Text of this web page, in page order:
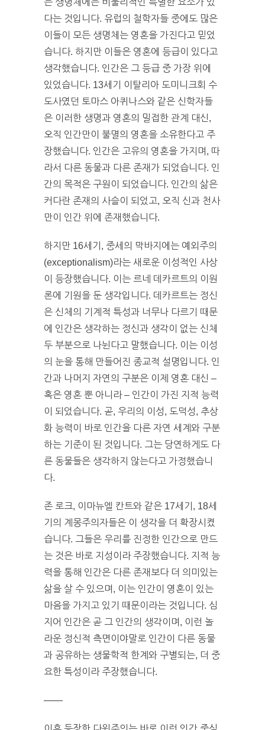
다는 것입니다. 유럽의 철학자들 중에도 많은
이들이 모든 생명체는 영혼을 가진다고 믿었
습니다. 하지만 이들은 영혼에 등급이 있다고
생각했습니다. 인간은 그 등급 중 가장 위에
있었습니다. 13세기 이탈리아 도미니크회 수
도사였던 토마스 아퀴나스와 같은 신학자들
은 이러한 생명과 영혼의 밀접한 관계 대신,
오직 인간만이 불멸의 영혼을 소유한다고 주
장했습니다. 인간은 고유의 영혼을 가지며, 따
라서 다른 동물과 다른 존재가 되었습니다. 인
간의 목적은 구원이 되었습니다. 인간의 삶은
커다란 존재의 사슬이 되었고, 오직 신과 천사
만이 인간 위에 존재했습니다.
하지만 16세기, 중세의 막바지에는 예외주의
(exceptionalism)라는 새로운 이성적인 사상
이 등장했습니다. 이는 르네 데카르트의 이원
론에 기원을 둔 생각입니다. 데카르트는 정신
은 신체의 기계적 특성과 너무나 다르기 때문
에 인간은 생각하는 정신과 생각이 없는 신체
두 부분으로 나뉜다고 말했습니다. 이는 이성
의 눈을 통해 만들어진 종교적 설명입니다. 인
간과 나머지 자연의 구분은 이제 영혼 대신 –
혹은 영혼 뿐 아니라 – 인간이 가진 지적 능력
이 되었습니다. 곧, 우리의 이성, 도덕성, 추상
화 능력이 바로 인간을 다른 자연 세계와 구분
하는 기준이 된 것입니다. 그는 당연하게도 다
른 동물들은 생각하지 않는다고 가정했습니
다.
존 로크, 이마뉴엘 칸트와 같은 17세기, 18세
기의 계몽주의자들은 이 생각을 더 확장시켰
습니다. 그들은 우리를 진정한 인간으로 만드
는 것은 바로 지성이라 주장했습니다. 지적 능
력을 통해 인간은 다른 존재보다 더 의미있는
삶을 살 수 있으며, 이는 인간이 영혼이 있는
마음을 가지고 있기 때문이라는 것입니다. 심
지어 인간은 곧 그 인간의 생각이며, 이런 놀
라운 정신적 측면이야말로 인간이 다른 동물
과 공유하는 생물학적 한계와 구별되는, 더 중
요한 특성이라 주장했습니다.
——